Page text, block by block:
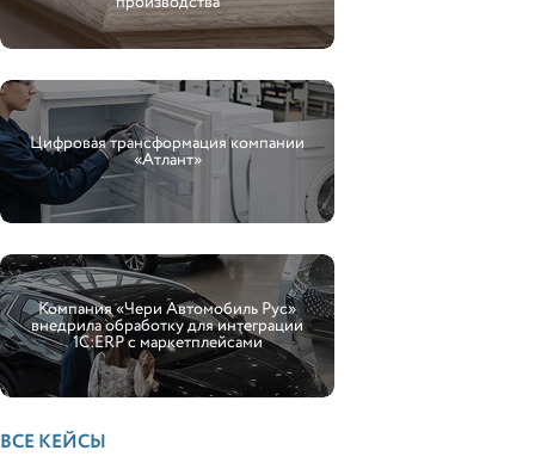
Цифровая трансформация компании
«Атлант»
Компания «Чери Автомобиль Рус»
внедрила обработку для интеграции
1С:ERP с маркетплейсами
ВСЕ КЕЙСЫ